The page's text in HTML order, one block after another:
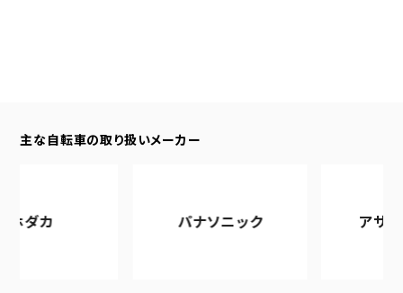
主な自転車の取り扱いメーカー
パナソニック アサヒサイクル